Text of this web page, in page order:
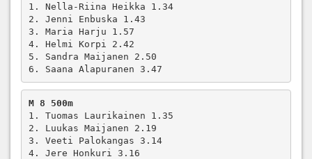
1. Nella-Riina Heikka 1.34
2. Jenni Enbuska 1.43
3. Maria Harju 1.57
4. Helmi Korpi 2.42
5. Sandra Maijanen 2.50
6. Saana Alapuranen 3.47
M 8 500m
1. Tuomas Laurikainen 1.35
2. Luukas Maijanen 2.19
3. Veeti Palokangas 3.14
4. Jere Honkuri 3.16